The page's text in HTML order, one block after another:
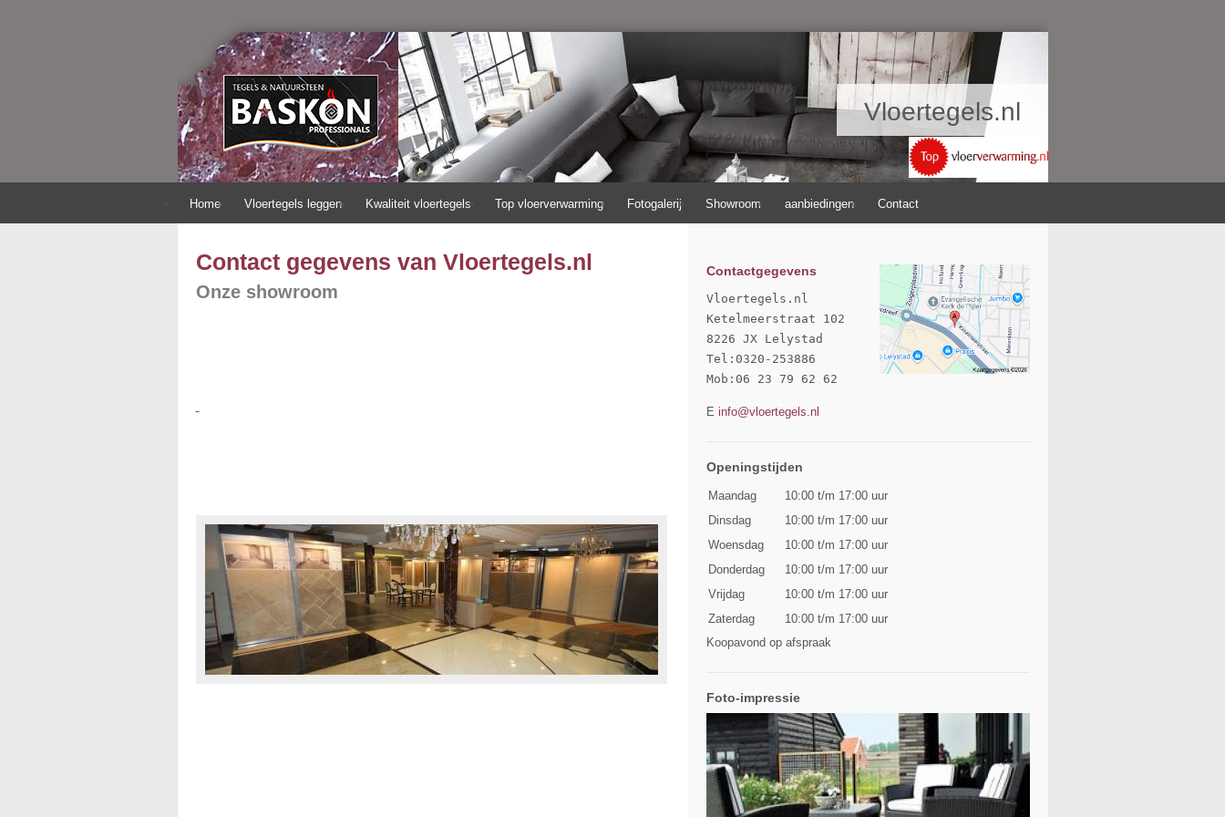
Vloertegels.nl
Home Vloertegels leggen Kwaliteit vloertegels Top vloerverwarming Fotogalerij Showroom aanbiedingen Contact
Contact gegevens van Vloertegels.nl
Onze showroom
Contactgegevens
Vloertegels.nl
Ketelmeerstraat 102
8226 JX Lelystad
Tel:0320-253886
Mob:06 23 79 62 62
E info@vloertegels.nl
Openingstijden
Maandag
10:00 t/m 17:00 uur
Dinsdag
10:00 t/m 17:00 uur
Woensdag
10:00 t/m 17:00 uur
Donderdag
10:00 t/m 17:00 uur
Vrijdag
10:00 t/m 17:00 uur
Zaterdag
10:00 t/m 17:00 uur
Koopavond op afspraak
Foto-impressie